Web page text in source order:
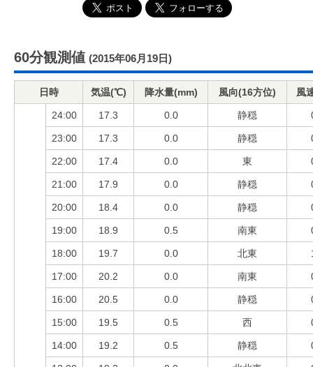
60分観測値 (2015年06月19日)
日時 気温(℃) 降水量(mm) 風向(16方位) 風
24:00 17.3 0.0 静穏
23:00 17.3 0.0 静穏
22:00 17.4 0.0 東
21:00 17.9 0.0 静穏
20:00 18.4 0.0 静穏
19:00 18.9 0.5 南東
18:00 19.7 0.0 北東
17:00 20.2 0.0 南東
16:00 20.5 0.0 静穏
15:00 19.5 0.5 西
14:00 19.2 0.5 静穏